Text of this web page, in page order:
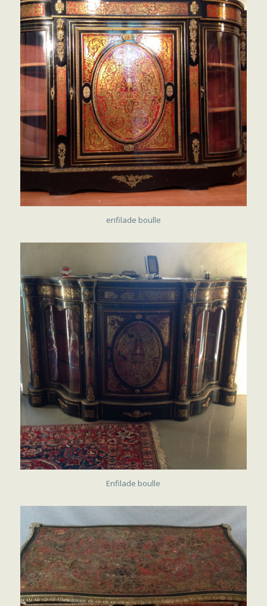
enfilade boulle
Enfilade boulle